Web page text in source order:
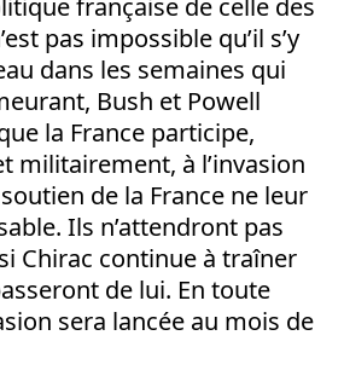
française de celle des
pas impossible qu’il s’y
dans les semaines qui
Bush et Powell
la France participe,
militairement, à l’invasion
de la France ne leur
Ils n’attendront pas
Chirac continue à traîner
de lui. En toute
sera lancée au mois de